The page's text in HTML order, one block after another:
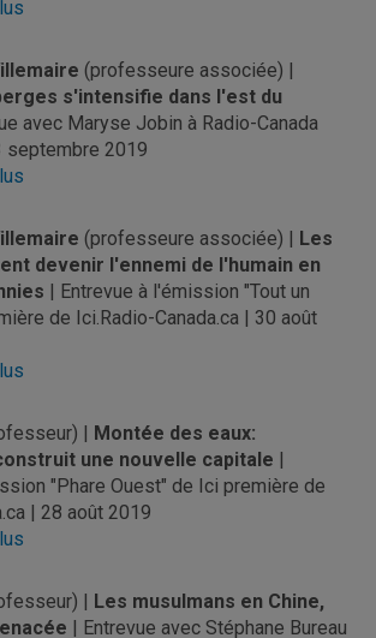
(professeure associée) |
s'intensifie dans l'est du
avec Maryse Jobin à Radio-Canada
septembre 2019
(professeure associée) | Les
devenir l'ennemi de l'humain en
| Entrevue à l'émission "Tout un
de Ici.Radio-Canada.ca | 30 août
| Montée des eaux:
une nouvelle capitale |
"Phare Ouest" de Ici première de
| 28 août 2019
| Les musulmans en Chine,
| Entrevue avec Stéphane Bureau